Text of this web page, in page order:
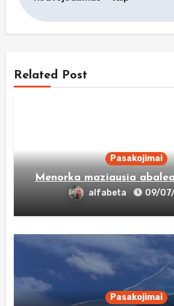
Related Post
Pasakojimai
Menorka maziausia
alfabeta 09/
Pasakojimai